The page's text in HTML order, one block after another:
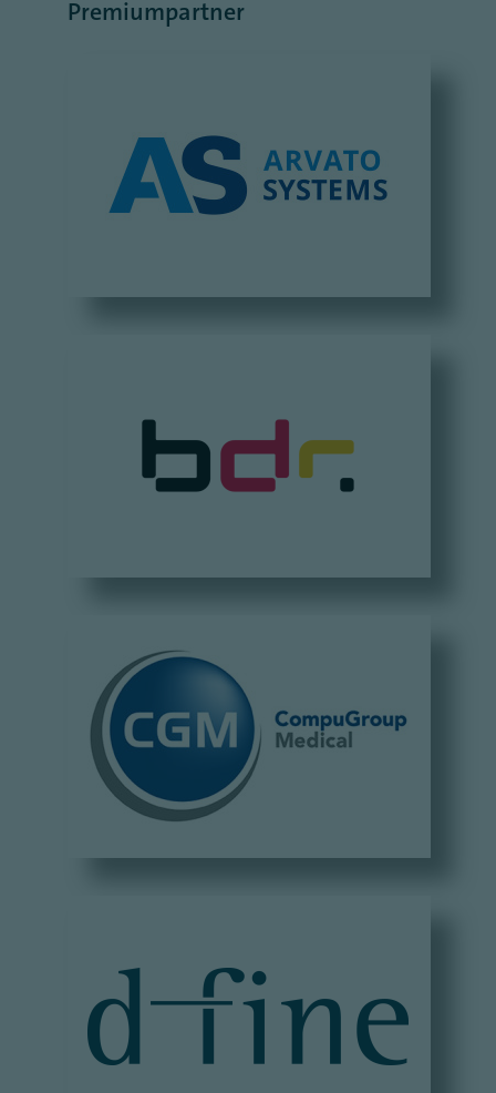
Premiumpartner